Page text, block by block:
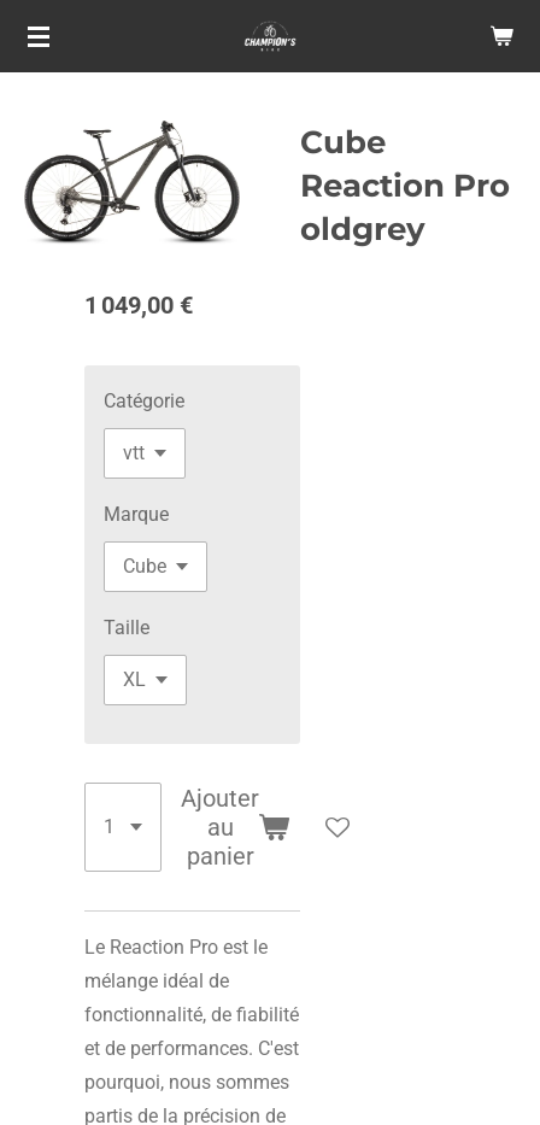
Passer
principal
Cube
Reaction Pro
oldgrey
1 049,00 €
Catégorie
Marque
Taille
Ajouter
au
panier
Le Reaction Pro est le
mélange idéal de
fonctionnalité, de fiabilité
et de performances. C'est
pourquoi, nous sommes
partis de la précision de